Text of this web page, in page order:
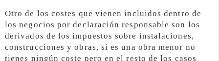
Otro de los costes que vienen incluidos dentro de
los negocios por declaración responsable son los
derivados de los impuestos sobre instalaciones,
construcciones y obras, si es una obra menor no
tienes ningún coste pero en el resto de los casos